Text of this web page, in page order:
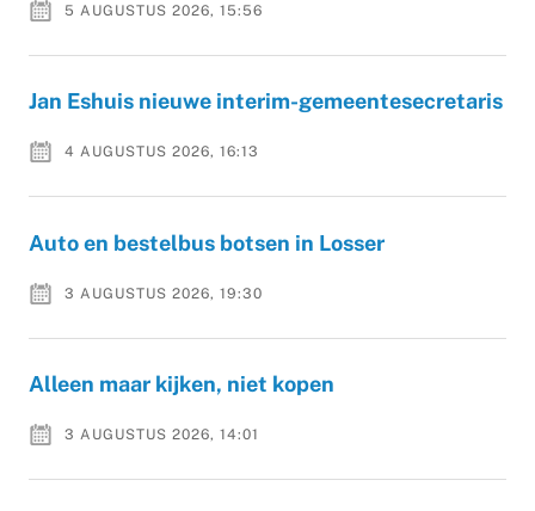
5 AUGUSTUS 2026, 15:56
Jan Eshuis nieuwe interim-gemeentesecretaris
4 AUGUSTUS 2026, 16:13
Auto en bestelbus botsen in Losser
3 AUGUSTUS 2026, 19:30
Alleen maar kijken, niet kopen
3 AUGUSTUS 2026, 14:01